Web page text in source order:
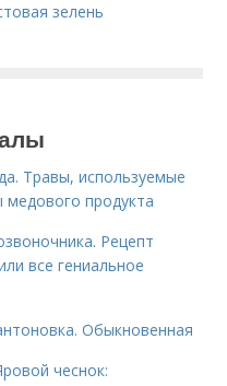
зелень
Травы, используемые
продукта
Рецепт
все гениальное
Обыкновенная
чеснок: